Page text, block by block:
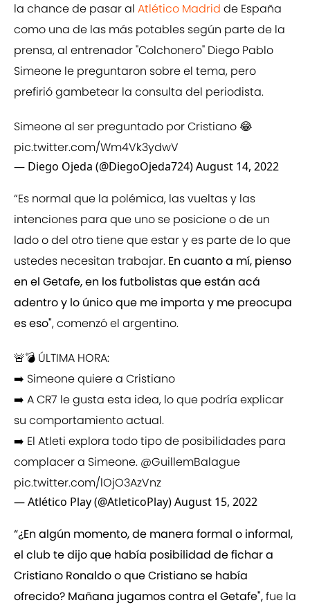
la chance de pasar al Atlético Madrid de España
como una de las más potables según parte de la
prensa, al entrenador "Colchonero" Diego Pablo
Simeone le preguntaron sobre el tema, pero
prefirió gambetear la consulta del periodista.
Simeone al ser preguntado por Cristiano 😂
pic.twitter.com/Wm4Vk3ydwV
— Diego Ojeda (@DiegoOjeda724)August 14, 2022
“Es normal que la polémica, las vueltas y las
intenciones para que uno se posicione o de un
lado o del otro tiene que estar y es parte de lo que
ustedes necesitan trabajar. En cuanto a mí, pienso
en el Getafe, en los futbolistas que están acá
adentro y lo único que me importa y me preocupa
es eso", comenzó el argentino.
🚨💣 ÚLTIMA HORA:
➡️ Simeone quiere a Cristiano
➡️ A CR7 le gusta esta idea, lo que podría explicar
su comportamiento actual.
➡️ El Atleti explora todo tipo de posibilidades para
complacer a Simeone. @GuillemBalague
pic.twitter.com/lOjO3AzVnz
— Atlético Play (@AtleticoPlay)August 15, 2022
“¿En algún momento, de manera formal o informal,
el club te dijo que había posibilidad de fichar a
Cristiano Ronaldo o que Cristiano se había
ofrecido? Mañana jugamos contra el Getafe",fue la